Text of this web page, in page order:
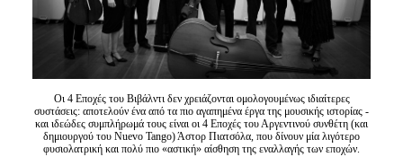
Οι 4 Εποχές του Βιβάλντι δεν χρειάζονται ομολογουμένως ιδιαίτερες
συστάσεις: αποτελούν ένα από τα πιο αγαπημένα έργα της μουσικής ιστορίας -
και ιδεώδες συμπλήρωμά τους είναι οι 4 Εποχές του Αργεντινού συνθέτη (και
δημιουργού του Nuevo Tango) Άστορ Πιατσόλα, που δίνουν μία λιγότερο
φυσιολατρική και πολύ πιο «αστική» αίσθηση της εναλλαγής των εποχών.